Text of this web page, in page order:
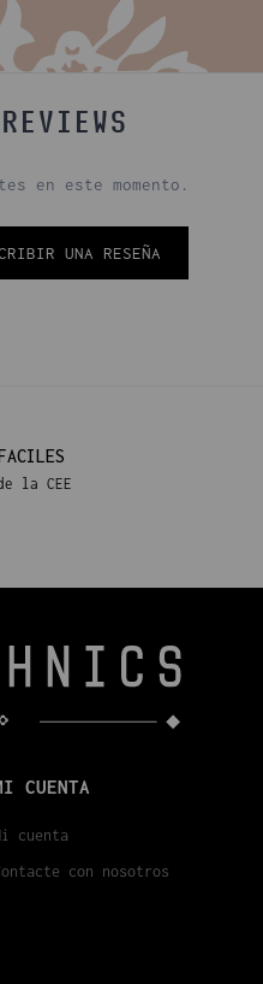
en este momento.
UNA RESEÑA
la CEE
CUENTA
cuenta
con nosotros